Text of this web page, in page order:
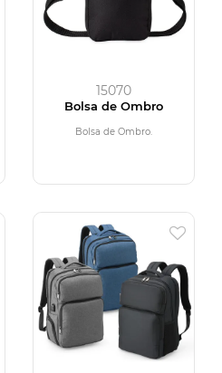
15070
Bolsa de Ombro
Bolsa de Ombro.